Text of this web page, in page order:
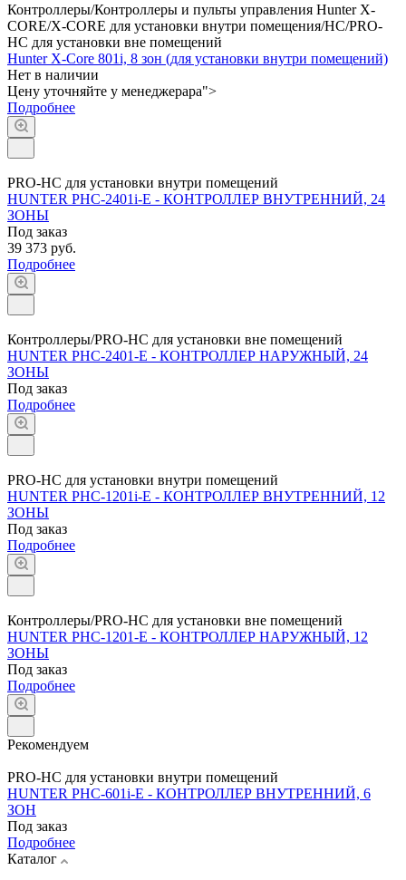
Контроллеры/Контроллеры и пульты управления Hunter X-
CORE/X-CORE для установки внутри помещения/HC/PRO-
HC для установки вне помещений
Hunter X-Core 801i, 8 зон (для установки внутри помещений)
Нет в наличии
Цену уточняйте у менеджерара">
Подробнее
PRO-HC для установки внутри помещений
HUNTER PHC-2401i-E - КОНТРОЛЛЕР ВНУТРЕННИЙ, 24
ЗОНЫ
Под заказ
39 373 руб.
Подробнее
Контроллеры/PRO-HC для установки вне помещений
HUNTER PHC-2401-E - КОНТРОЛЛЕР НАРУЖНЫЙ, 24
ЗОНЫ
Под заказ
Подробнее
PRO-HC для установки внутри помещений
HUNTER PHC-1201i-E - КОНТРОЛЛЕР ВНУТРЕННИЙ, 12
ЗОНЫ
Под заказ
Подробнее
Контроллеры/PRO-HC для установки вне помещений
HUNTER PHC-1201-E - КОНТРОЛЛЕР НАРУЖНЫЙ, 12
ЗОНЫ
Под заказ
Подробнее
Рекомендуем
PRO-HC для установки внутри помещений
HUNTER PHC-601i-E - КОНТРОЛЛЕР ВНУТРЕННИЙ, 6
ЗОН
Под заказ
Подробнее
Каталог